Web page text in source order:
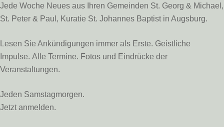
Jede Woche Neues aus Ihren Gemeinden St. Georg & Michael,
St. Peter & Paul, Kuratie St. Johannes Baptist in Augsburg.
Lesen Sie Ankündigungen immer als Erste. Geistliche
Impulse. Alle Termine. Fotos und Eindrücke der
Veranstaltungen.
Jeden Samstagmorgen.
Jetzt anmelden.